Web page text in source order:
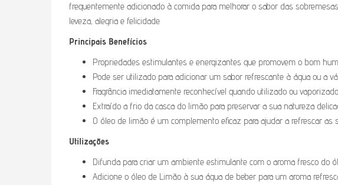
frequentemente adicionado à comida para melhorar o sabor das
leveza, alegria e felicidade.
Principais Benefícios
Propriedades estimulantes e energizantes que promovem o bom
Pode ser utilizado para adicionar um sabor refrescante à água ou a
Fragrância imediatamente reconhecível quando utilizado ou
Extraído a frio da casca do limão para preservar a sua natureza
O óleo de limão é um complemento eficaz para ajudar a refrescar
Utilizações
Difunda para criar um ambiente estimulante com o aroma fresco do
Adicione o óleo de Limão à sua água de beber para um aroma